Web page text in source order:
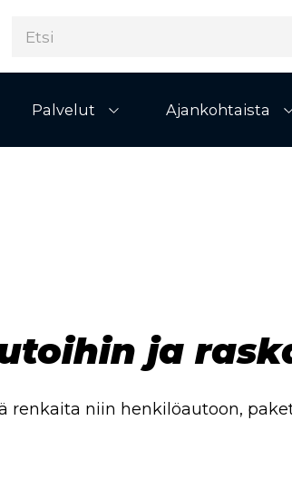
alivalikko
Palvelut
Avaa alivalikko
Ajankohtaista
ja
renkaita niin henkilöautoon,